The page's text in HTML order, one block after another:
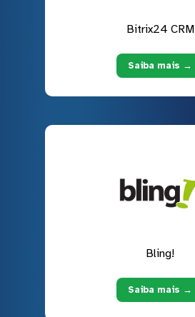
Bitrix24 CRM
Saiba mais →
Bling!
Saiba mais →